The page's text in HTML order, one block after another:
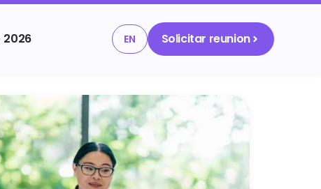
2026 EN Solicitar reunion